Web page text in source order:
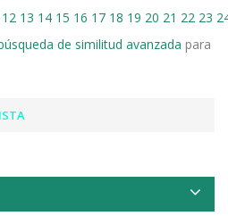
12 13 14 15 16 17 18 19 20 21 22 23
de similitud avanzada para